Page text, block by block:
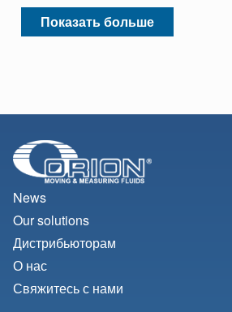
Показать больше
News
Our solutions
Дистрибьюторам
О нас
Свяжитесь с нами